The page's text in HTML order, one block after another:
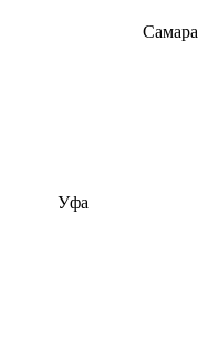
Самара
Уфа